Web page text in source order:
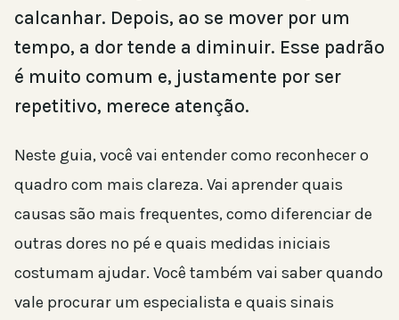
calcanhar. Depois, ao se mover por um
tempo, a dor tende a diminuir. Esse padrão
é muito comum e, justamente por ser
repetitivo, merece atenção.
Neste guia, você vai entender como reconhecer o
quadro com mais clareza. Vai aprender quais
causas são mais frequentes, como diferenciar de
outras dores no pé e quais medidas iniciais
costumam ajudar. Você também vai saber quando
vale procurar um especialista e quais sinais